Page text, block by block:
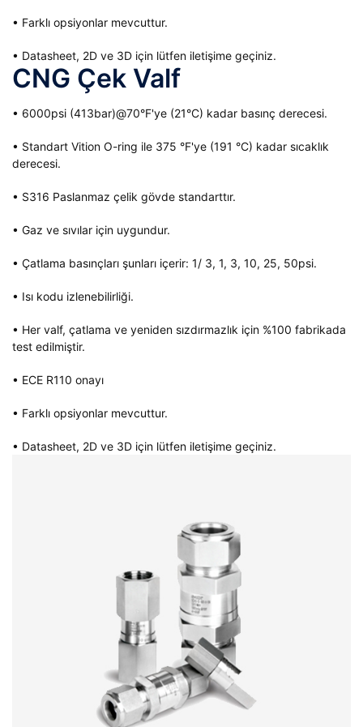
• Farklı opsiyonlar mevcuttur.
• Datasheet, 2D ve 3D için lütfen iletişime geçiniz.
CNG Çek Valf
• 6000psi (413bar)@70°F'ye (21°C) kadar basınç derecesi.
• Standart Vition O-ring ile 375 °F'ye (191 °C) kadar sıcaklık
derecesi.
• S316 Paslanmaz çelik gövde standarttır.
• Gaz ve sıvılar için uygundur.
• Çatlama basınçları şunları içerir: 1/ 3, 1, 3, 10, 25, 50psi.
• Isı kodu izlenebilirliği.
• Her valf, çatlama ve yeniden sızdırmazlık için %100 fabrikada
test edilmiştir.
• ECE R110 onayı
• Farklı opsiyonlar mevcuttur.
• Datasheet, 2D ve 3D için lütfen iletişime geçiniz.